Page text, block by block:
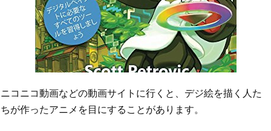
ニコニコ動画などの動画サイトに行くと、デジ絵を描く人た
ちが作ったアニメを目にすることがあります。